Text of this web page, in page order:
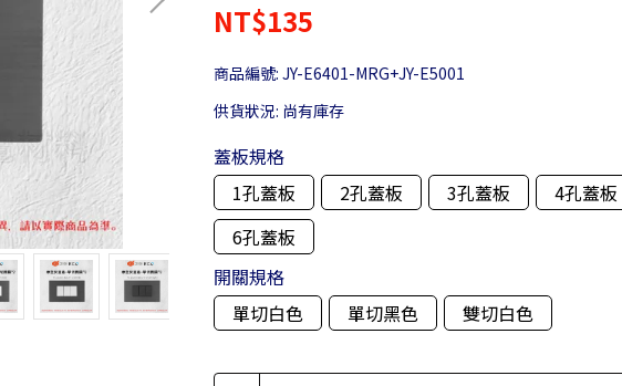
NT$135
商品編號: JY-E6401-MRG+JY-E5001
供貨狀況: 尚有庫存
蓋板規格
1孔蓋板
2孔蓋板 3孔蓋板 4孔蓋板
6孔蓋板
開關規格
單切白色
單切黑色 雙切白色